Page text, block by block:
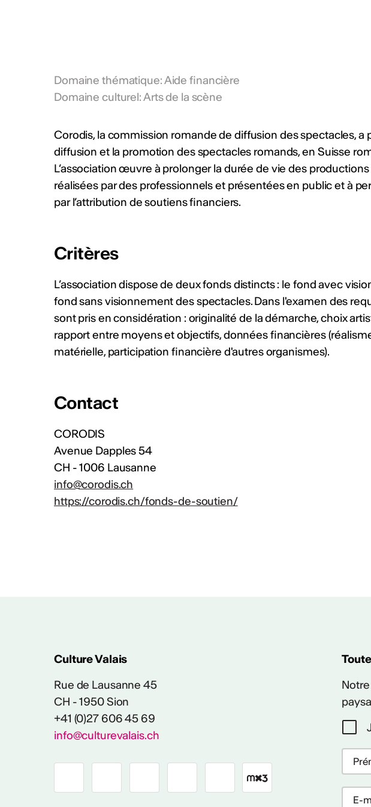
SE PROFESSIONALISER
professionnel". Un glossaire de termes techniques
explique également l'utilisation d'expressions
Domaine thématique:Aide financière
Domaine culturel:Arts de la scène
Corodis, la commission romande de diffusion des spectacles, a
diffusion et la promotion des spectacles romands, en Suisse
L’association œuvre à prolonger la durée de vie des
réalisées par des professionnels et présentées en public et à
par l’attribution de soutiens financiers.
Critères
L’association dispose de deux fonds distincts : le fond avec
fond sans visionnement des spectacles. Dans l'examen des
sont pris en considération : originalité de la démarche, choix
rapport entre moyens et objectifs, données financières
matérielle, participation financière d'autres organismes).
Contact
CORODIS
Avenue Dapples 54
CH - 1006 Lausanne
info@corodis.ch
https://corodis.ch/fonds-de-soutien/
Culture Valais
Rue de Lausanne 45
CH - 1950 Sion
+41 (0)27 606 45 69
info@culturevalais.ch